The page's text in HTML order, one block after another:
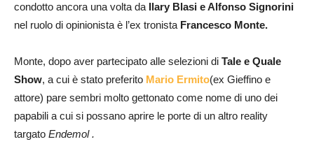
condotto ancora una volta da Ilary Blasi e Alfonso Signorini
nel ruolo di opinionista è l’ex tronista Francesco Monte.
Monte, dopo aver partecipato alle selezioni di Tale e Quale
Show, a cui è stato preferito Mario Ermito(ex Gieffino e
attore) pare sembri molto gettonato come nome di uno dei
papabili a cui si possano aprire le porte di un altro reality
targato Endemol .